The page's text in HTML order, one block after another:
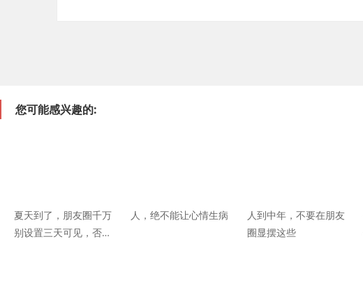
您可能感兴趣的:
夏天到了，朋友圈千万
别设置三天可见，否
人，绝不能让心情生病
人到中年，不要在朋友
圈显摆这些